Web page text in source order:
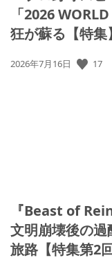
「2026
狂が蘇る【特集
公
2026年7月16日 17
『Beast of
文明崩壊後の
旅路【特集第2回